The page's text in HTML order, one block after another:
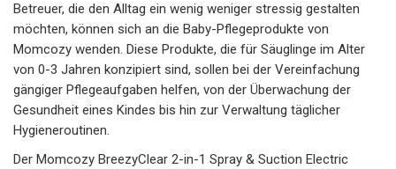
Betreuer, die den Alltag ein wenig weniger stressig gestalten
möchten, können sich an die Baby-Pflegeprodukte von
Momcozy wenden. Diese Produkte, die für Säuglinge im Alter
von 0-3 Jahren konzipiert sind, sollen bei der Vereinfachung
gängiger Pflegeaufgaben helfen, von der Überwachung der
Gesundheit eines Kindes bis hin zur Verwaltung täglicher
Hygieneroutinen.
Der Momcozy BreezyClear 2-in-1 Spray & Suction Electric